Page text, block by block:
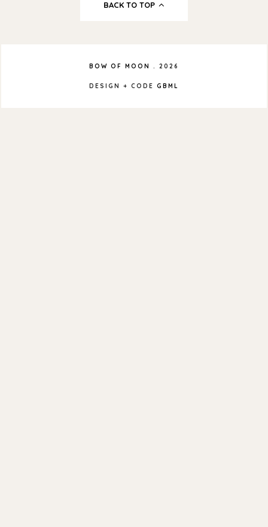
BACK TO TOP
BOW OF MOON . 2026
DESIGN + CODE GBML